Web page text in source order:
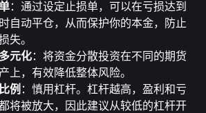
：通过设定止损单，可以在亏损达到
自动平仓，从而保护你的本金，防止
失。
元化：将资金分散投资在不同的期货
上，有效降低整体风险。
例 ：慎用杠杆。杠杆越高，盈利和亏
将被放大，因此建议从较低的杠杆开